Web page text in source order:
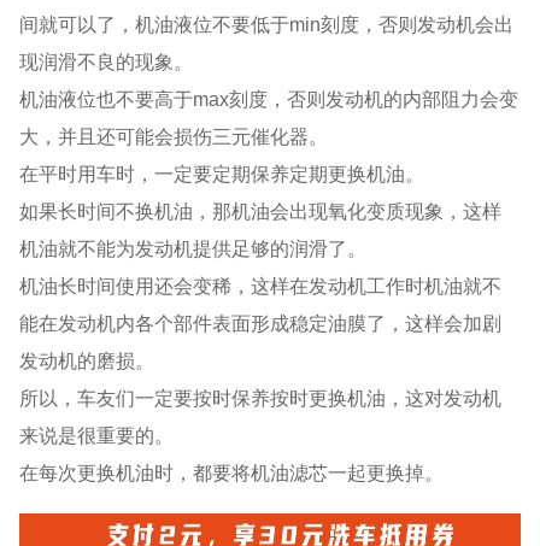
间就可以了，机油液位不要低于min刻度，否则发动机会出
现润滑不良的现象。
机油液位也不要高于max刻度，否则发动机的内部阻力会变
大，并且还可能会损伤三元催化器。
在平时用车时，一定要定期保养定期更换机油。
如果长时间不换机油，那机油会出现氧化变质现象，这样
机油就不能为发动机提供足够的润滑了。
机油长时间使用还会变稀，这样在发动机工作时机油就不
能在发动机内各个部件表面形成稳定油膜了，这样会加剧
发动机的磨损。
所以，车友们一定要按时保养按时更换机油，这对发动机
来说是很重要的。
在每次更换机油时，都要将机油滤芯一起更换掉。